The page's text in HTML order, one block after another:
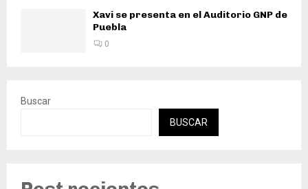
Xavi se presenta en el Auditorio GNP de
Puebla
0
Buscar
BUSCAR